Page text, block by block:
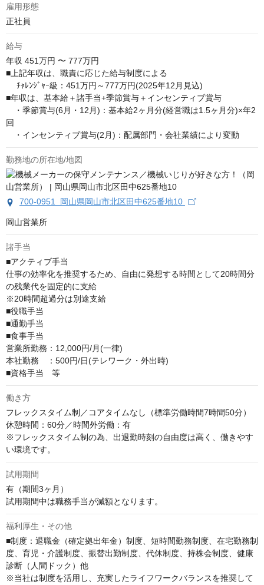
雇用形態
正社員
給与
年収 451万円 〜 777万円
■上記年収は、職責に応じた給与制度による
■年収は、基本給＋諸手当+季節賞与＋インセンティブ賞与
・季節賞与(6月・12月)：基本給2ヶ月分(経営職は1.5ヶ月分)×年2
回
・インセンティブ賞与(2月)：配属部門・会社業績により変動
勤務地の所在地/地図
700-0951 岡山県岡山市北区田中625番地10
岡山営業所
諸手当
■アクティブ手当
仕事の効率化を推奨するため、自由に発想する時間として20時間分
の残業代を固定的に支給
※20時間超過分は別途支給
■役職手当
■通勤手当
■⾷事⼿当
営業所勤務：12,000円/月(一律)
本社勤務　：500円/日(テレワーク・外出時)
■資格手当　等
働き方
フレックスタイム制／コアタイムなし（標準労働時間7時間50分）
休憩時間：60分／時間外労働：有
※フレックスタイム制の為、出退勤時刻の自由度は高く、働きやす
い環境です。
試用期間
有（期間3ヶ月）
試用期間中は職務手当が減額となります。
福利厚生・その他
■制度：退職金（確定拠出年金）制度、短時間勤務制度、在宅勤務制
度、育児・介護制度、振替出勤制度、代休制度、持株会制度、健康
診断（人間ドック）他
※当社は制度を活用し、充実したライフワークバランスを推奨して